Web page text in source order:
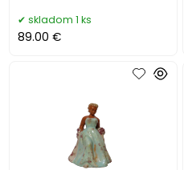
Bratislava
skladom 1 ks
89.00 €